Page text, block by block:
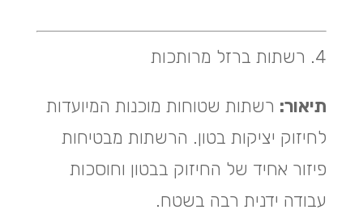
4. רשתות ברזל מרותכות
תיאור: רשתות שטוחות מוכנות המיועדות
לחיזוק יציקות בטון. הרשתות מבטיחות
פיזור אחיד של החיזוק בבטון וחוסכות
עבודה ידנית רבה בשטח.